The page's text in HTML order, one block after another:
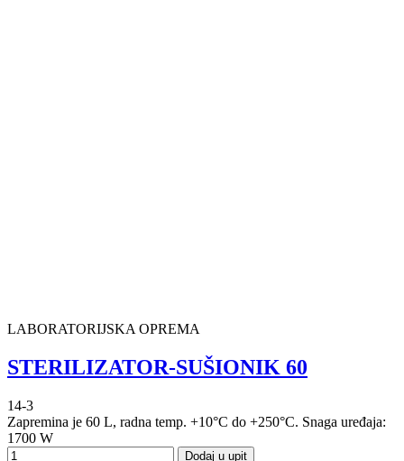
LABORATORIJSKA OPREMA
STERILIZATOR-SUŠIONIK 60
14-3
Zapremina je 60 L, radna temp. +10°C do +250°C. Snaga uređaja:
1700 W
Dodaj u upit